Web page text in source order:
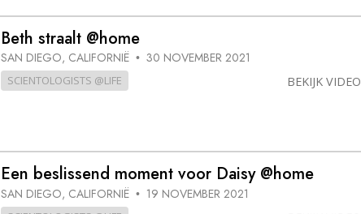
Beth straalt @home
SAN DIEGO, CALIFORNIË • 30 NOVEMBER 2021
SCIENTOLOGISTS @LIFE BEKIJK VIDEO
Een beslissend moment voor Daisy @home
SAN DIEGO, CALIFORNIË • 19 NOVEMBER 2021